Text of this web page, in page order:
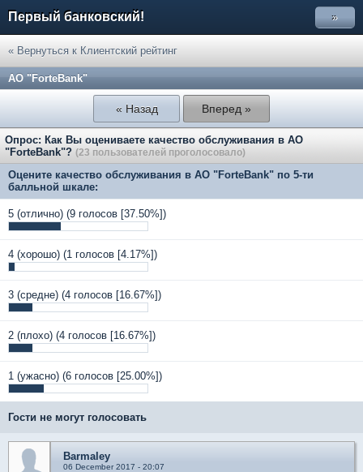
Первый банковский! »
« Вернуться к Клиентский рейтинг
АО "ForteBank"
« Назад Вперед »
Опрос: Как Вы оцениваете качество обслуживания в АО
"ForteBank"? (23 пользователей проголосовало)
Оцените качество обслуживания в АО "ForteBank" по 5-ти
балльной шкале:
5 (отлично) (9 голосов [37.50%])
4 (хорошо) (1 голосов [4.17%])
3 (средне) (4 голосов [16.67%])
2 (плохо) (4 голосов [16.67%])
1 (ужасно) (6 голосов [25.00%])
Гости не могут голосовать
Barmaley
06 December 2017 - 20:07